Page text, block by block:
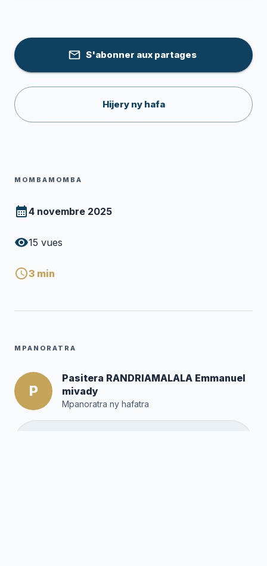
S'abonner aux partages
Hijery ny hafa
MOMBAMOMBA
4 novembre 2025
15 vues
3 min
MPANORATRA
P
Pasitera RANDRIAMALALA Emmanuel
mivady
Mpanoratra ny hafatra